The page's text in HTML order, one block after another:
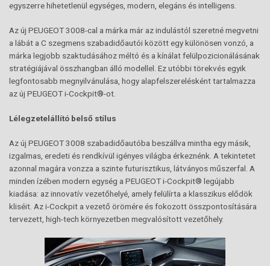
egyszerre hihetetlenül egységes, modern, elegáns és intelligens.
Az új PEUGEOT 3008-cal a márka már az indulástól szeretné megvetni
a lábát a C szegmens szabadidőautói között egy különösen vonzó, a
márka legjobb szaktudásához méltó és a kínálat felülpozicionálásának
stratégiájával összhangban álló modellel. Ez utóbbi törekvés egyik
legfontosabb megnyilvánulása, hogy alapfelszerelésként tartalmazza
az új PEUGEOT i-Cockpit®-ot.
Lélegzetelállító belső stílus
Az új PEUGEOT 3008 szabadidőautóba beszállva mintha egy másik,
izgalmas, eredeti és rendkívül igényes világba érkeznénk. A tekintetet
azonnal magára vonzza a szinte futurisztikus, látványos műszerfal. A
minden ízében modern egység a PEUGEOT i-Cockpit® legújabb
kiadása: az innovatív vezetőhelyé, amely felülírta a klasszikus elődök
kliséit. Az i-Cockpit a vezető örömére és fokozott összpontosítására
tervezett, high-tech környezetben megvalósított vezetőhely.